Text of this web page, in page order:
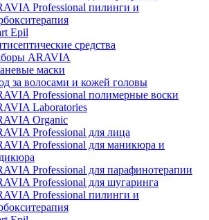
Professional пилинги и
Epil
средства
ARAVIA
маски
за волосами и кожей головы
Professional полимерные воски
Laboratories
Organic
Professional для лица
Professional для маникюра и
Professional для парафинотерапии
Professional для шугаринга
Professional пилинги и